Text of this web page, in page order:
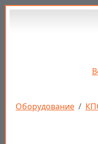
Перейти к
Строка
Оборудование